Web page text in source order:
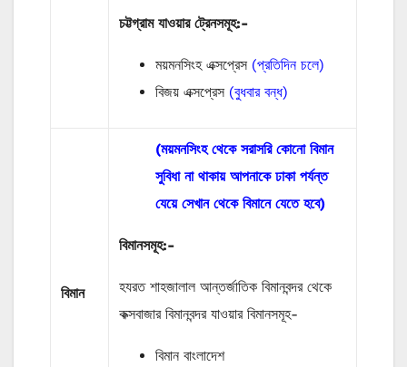
চট্টগ্রাম যাওয়ার ট্রেনসমূহ:-
ময়মনসিংহ এক্সপ্রেস (প্রতিদিন চলে)
বিজয় এক্সপ্রেস (বুধবার বন্ধ)
বিমান
(ময়মনসিংহ থেকে সরাসরি কোনো বিমান
সুবিধা না থাকায় আপনাকে ঢাকা পর্যন্ত
যেয়ে সেখান থেকে বিমানে যেতে হবে)
বিমানসমূহ:-
হযরত শাহজালাল আন্তর্জাতিক বিমানবন্দর থেকে
কক্সবাজার বিমানবন্দর যাওয়ার বিমানসমূহ-
বিমান বাংলাদেশ